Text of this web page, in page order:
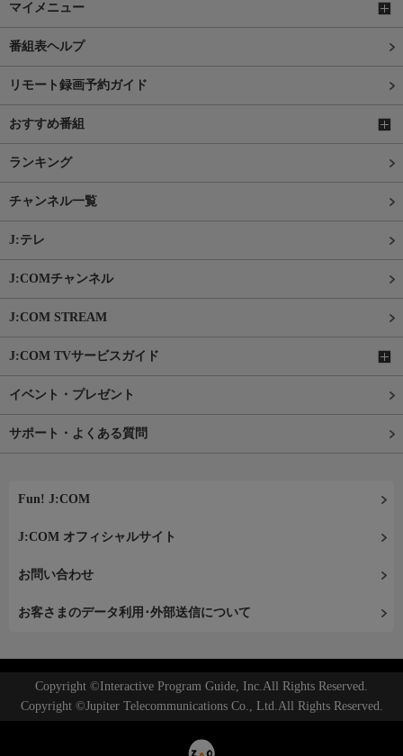
マイメニュー
番組表ヘルプ
リモート録画予約ガイド
おすすめ番組
ランキング
チャンネル一覧
J:テレ
J:COMチャンネル
J:COM STREAM
J:COM TVサービスガイド
イベント・プレゼント
サポート・よくある質問
Fun! J:COM
J:COM オフィシャルサイト
お問い合わせ
お客さまのデータ利用･外部送信について
Copyright ©Interactive Program Guide, Inc.All Rights Reserved.
Copyright ©Jupiter Telecommunications Co., Ltd.All Rights Reserved.